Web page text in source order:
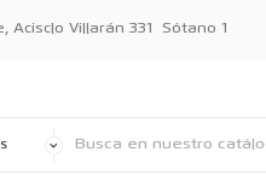
Acisclo Villarán 331 Sótano 1